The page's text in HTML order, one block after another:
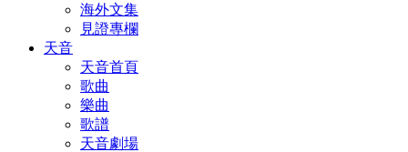
海外文集
見證專欄
天音
天音首頁
歌曲
樂曲
歌譜
天音劇場